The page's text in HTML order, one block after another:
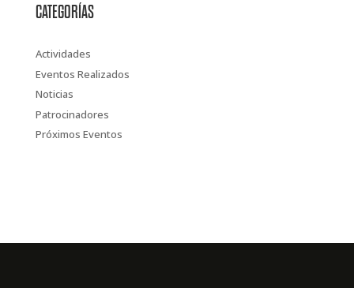
CATEGORÍAS
Actividades
Eventos Realizados
Noticias
Patrocinadores
Próximos Eventos